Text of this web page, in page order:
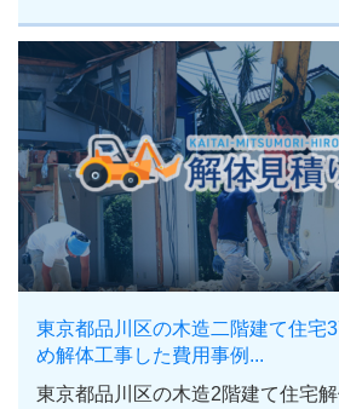
東京都品川区の木造二階建て住宅
め解体工事した費用事例...
東京都品川区の木造2階建て住宅